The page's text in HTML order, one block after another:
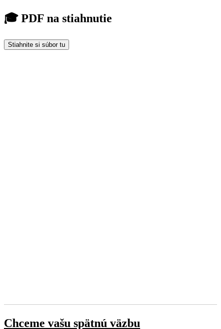
🎓 PDF na stiahnutie
Stiahnite si súbor tu
Chceme vašu spätnú väzbu